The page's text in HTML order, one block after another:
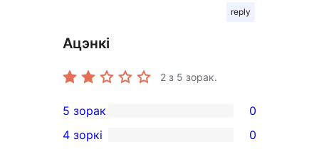
reply
Ацэнкі
2 з 5 зорак.
0
5-
5 зорак 0
4 зоркі 0